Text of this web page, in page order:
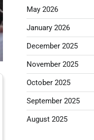
May 2026
January 2026
December 2025
November 2025
October 2025
September 2025
August 2025